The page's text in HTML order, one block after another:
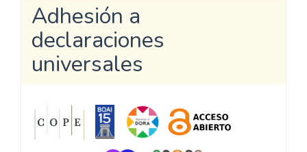
Adhesión a
declaraciones
universales